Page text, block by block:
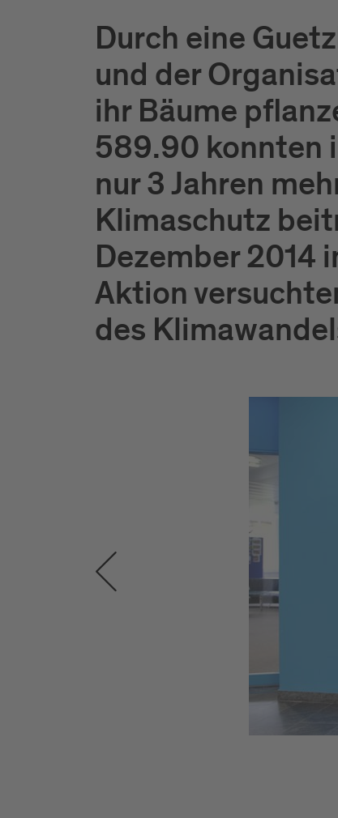
Durch eine
und der
ihr Bäume
589.90 konnten
nur 3 Jahren
Klimaschutz
Dezember 2014
Aktion
des